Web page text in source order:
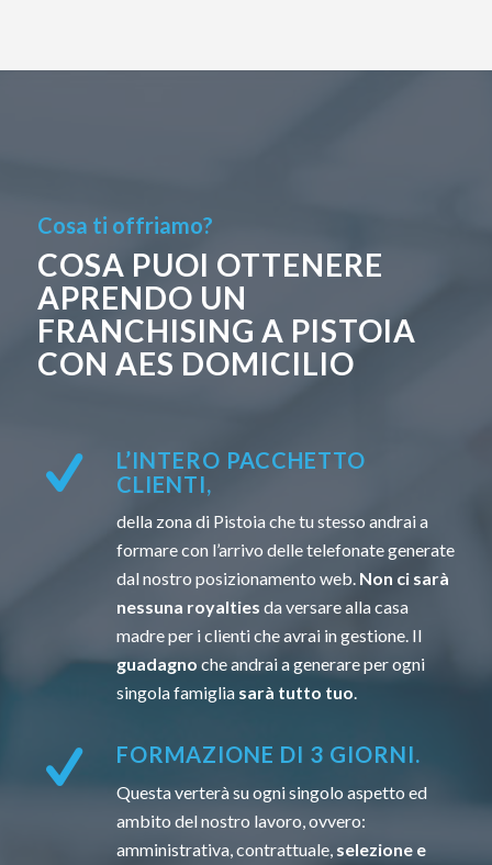
Cosa ti offriamo?
COSA PUOI OTTENERE
APRENDO UN
FRANCHISING A PISTOIA
CON AES DOMICILIO
L’INTERO PACCHETTO
CLIENTI,
della zona di Pistoia che tu stesso andrai a
formare con l’arrivo delle telefonate generate
dal nostro posizionamento web. Non ci sarà
nessuna royalties da versare alla casa
madre per i clienti che avrai in gestione. Il
guadagno che andrai a generare per ogni
singola famiglia sarà tutto tuo.
FORMAZIONE DI 3 GIORNI.
Questa verterà su ogni singolo aspetto ed
ambito del nostro lavoro, ovvero:
amministrativa, contrattuale, selezione e